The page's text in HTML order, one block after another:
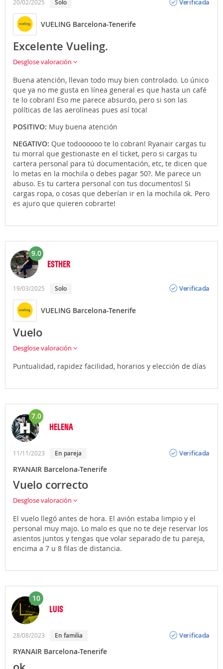
la T2 y si estás en la T1 hay continuas lanzaderas que
te acercarán en pocos minutos. Puedes elegir bajarte
en las estaciones de Sants, Paseo de Gracia, Clot o Sant
Andreu. El billete cuesta menos de 3? y estarás en
pleno centro en menos de media hora. La frecuencia
de salida es de cada 30 minutos.
que haya huelga del servicio de Cercanías Renfe y esté
el tráfico paralizado. El billete de metro es especial y
caro, tanto como el bus, pero para llevarte allí donde
quieres, seguramente te hará dar mucho rodeo y
pasarás por infinidad de paradas... y eso sin contar
con los transbordos que pudieras hacer.
Puedes llegar o salir del aeropuerto de Barcelona en
taxi(precio medio unos 20? dependiendo de a qué
parte de la ciudad vayas), encoche de alquilero
propio (en ese caso infórmate sobre los aparcamientos
de las diferentes terminales). Recuerda que Atrápalo
te ofrece la posibilidad de contratar traslados privados
20/02/2025 Solo
Verificada
VUELING Barcelona-Tenerife
Excelente Vueling.
Desglose valoración
Buena atención, llevan todo muy bien controlado. Lo único
que ya no me gusta en línea general es que hasta un café
te lo cobran! Eso me parece absurdo, pero si son las
políticas de las aerolíneas pues así toca!
POSITIVO: Muy buena atención
NEGATIVO: Que todoooooo te lo cobran! Ryanair cargas tu
tu morral que gestionaste en el ticket, pero si cargas tu
cartera personal para tú documentación, etc, te dicen que
lo metas en la mochila o debes pagar 50?. Me parece un
abuso. Es tu cartera personal con tus documentos! Si
cargas ropa, o cosas que deberían ir en la mochila ok. Pero
es ajuro que quieren cobrarte!
9.0
ESTHER
19/03/2025 Solo
Verificada
VUELING Barcelona-Tenerife
Vuelo
Desglose valoración
Puntualidad, rapidez facilidad, horarios y elección de días
7.0
HELENA
11/11/2023 En pareja
Verificada
RYANAIR Barcelona-Tenerife
Vuelo correcto
Desglose valoración
El vuelo llegó antes de hora. El avión estaba limpio y el
personal muy majo. Lo malo es que no te deje reservar los
asientos juntos y tengas que volar separado de tu pareja,
encima a 7 u 8 filas de distancia.
10
LUIS
28/08/2023 En familia
Verificada
RYANAIR Barcelona-Tenerife